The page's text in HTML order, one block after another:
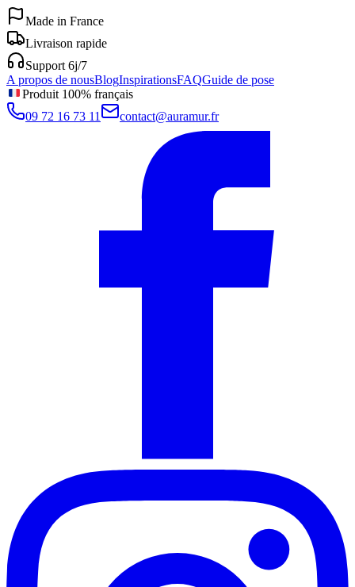
Made in France
Livraison rapide
Support 6j/7
A propos de nousBlogInspirationsFAQGuide de pose
Produit 100% français
09 72 16 73 11
contact@auramur.fr